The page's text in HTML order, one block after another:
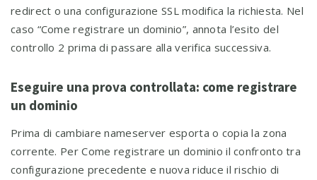
redirect o una configurazione SSL modifica la richiesta. Nel
caso “Come registrare un dominio”, annota l’esito del
controllo 2 prima di passare alla verifica successiva.
Eseguire una prova controllata: come registrare
un dominio
Prima di cambiare nameserver esporta o copia la zona
corrente. Per Come registrare un dominio il confronto tra
configurazione precedente e nuova riduce il rischio di